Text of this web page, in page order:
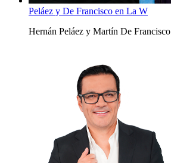
Peláez y De Francisco en La W
Hernán Peláez y Martín De Francisco